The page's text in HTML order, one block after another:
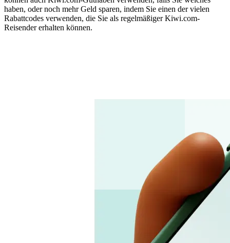
haben, oder noch mehr Geld sparen, indem Sie einen der vielen
Rabattcodes verwenden, die Sie als regelmäßiger Kiwi.com-
Reisender erhalten können.